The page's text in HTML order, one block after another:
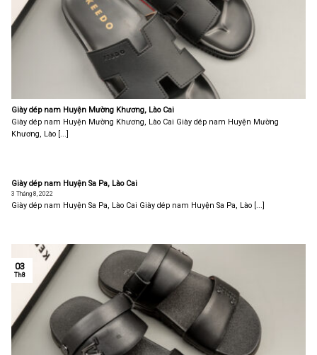
Giày dép nam Huyện Mường Khương, Lào Cai
Giày dép nam Huyện Mường Khương, Lào Cai Giày dép nam Huyện Mường
Khương, Lào [...]
Giày dép nam Huyện Sa Pa, Lào Cai
3 Tháng 8, 2022
Giày dép nam Huyện Sa Pa, Lào Cai Giày dép nam Huyện Sa Pa, Lào [...]
03
Th8